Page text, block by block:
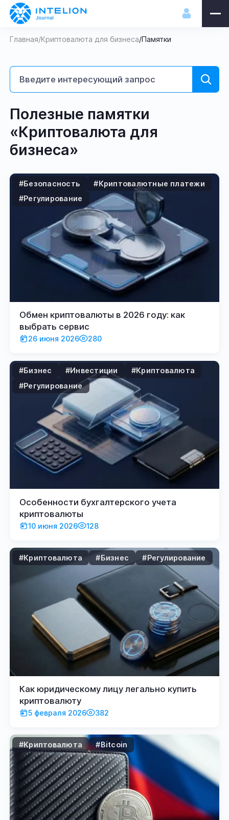
Главная/Криптовалюта для бизнеса/Памятки
Полезные памятки
«Криптовалюта для
бизнеса»
#Безопасность
#Криптовалютные платежи
#Регулирование
26 июня 2026 280
Обмен криптовалюты в 2026 году: как
выбрать сервис
#Бизнес #Инвестиции
#Криптовалюта
#Регулирование
10 июня 2026 128
Особенности бухгалтерского учета
криптовалюты
#Криптовалюта #Бизнес #Регулирование
5 февраля 2026 382
Как юридическому лицу легально купить
криптовалюту
#Криптовалюта #Bitcoin